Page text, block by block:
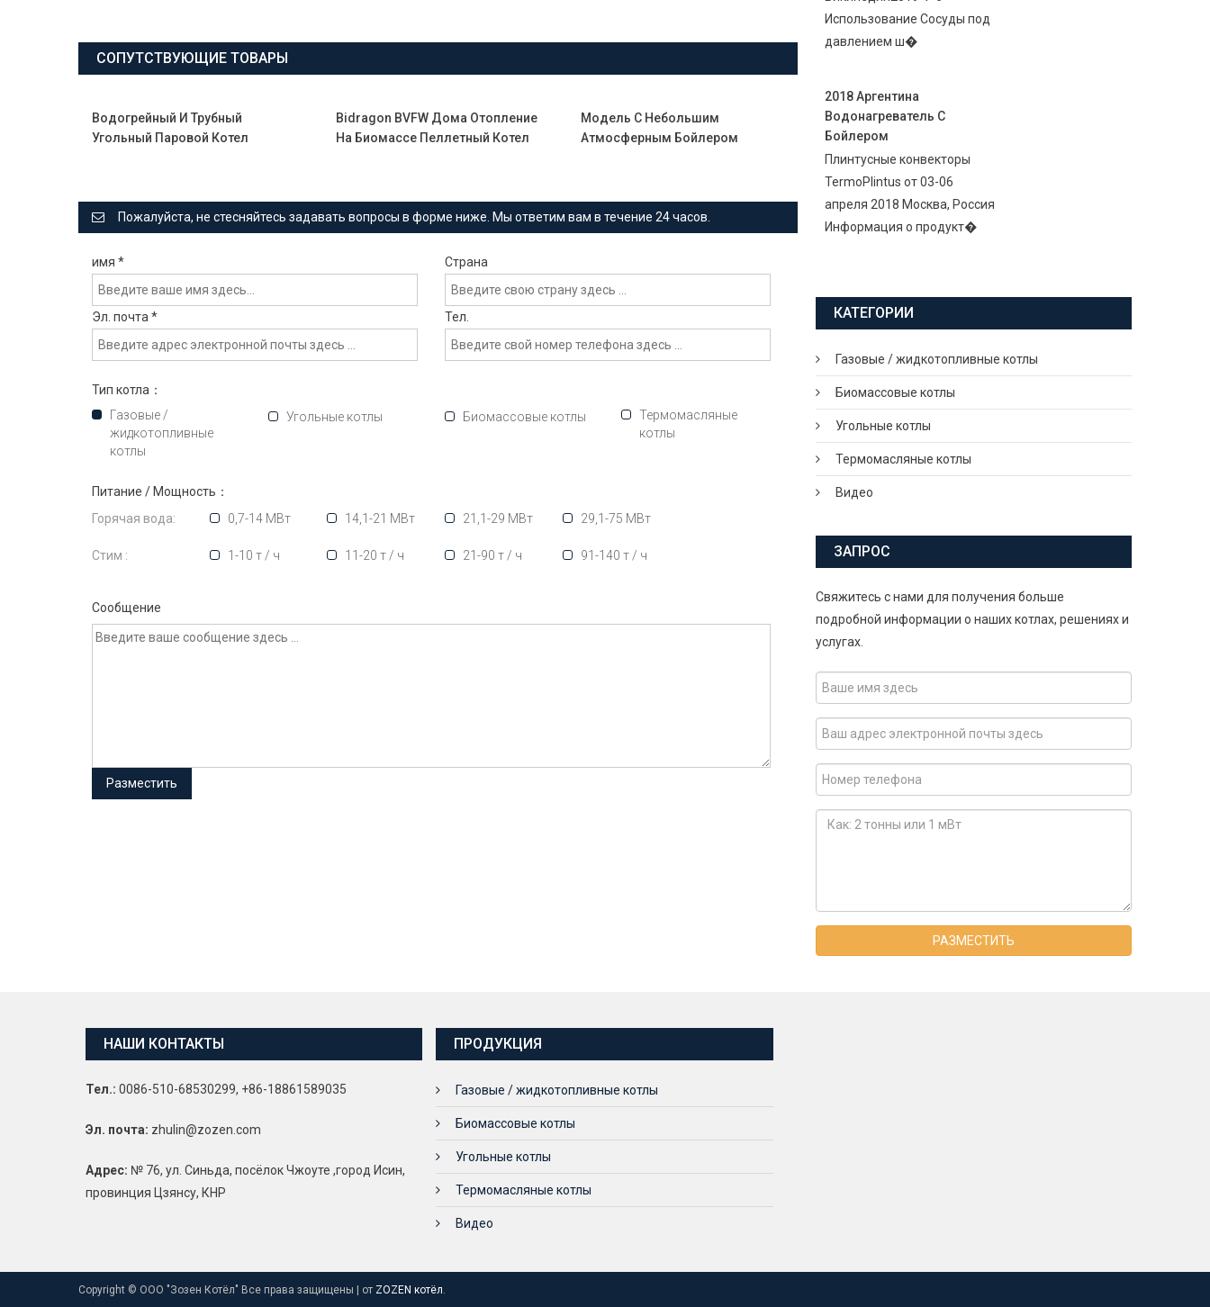
СОПУТСТВУЮЩИЕ ТОВАРЫ
Водогрейный И Трубный
Угольный Паровой Котел
Bidragon BVFW Дома Отопление
На Биомассе Пеллетный Котел
Модель С Небольшим
Атмосферным Бойлером
Пожалуйста, не стесняйтесь задавать вопросы в форме ниже. Мы ответим вам в течение 24 часов.
имя * Страна
Эл. почта * Тел.
Тип котла：
Газовые /
жидкотопливные
котлы
Угольные котлы Биомассовые котлы
Термомасляные
котлы
Питание / Мощность：
Горячая вода:
0,7-14 МВт 14,1-21 МВт 21,1-29 МВт 29,1-75 МВт
Стим : 1-10 т / ч 11-20 т / ч 21-90 т / ч 91-140 т / ч
Сообщение
Использование Сосуды под
давлением ш�
2018 Аргентина
Водонагреватель С
Бойлером
Плинтусные конвекторы
TermoPlintus от 03-06
апреля 2018 Москва, Россия
Информация о продукт�
КАТЕГОРИИ
Газовые / жидкотопливные котлы
Биомассовые котлы
Угольные котлы
Термомасляные котлы
Видео
ЗАПРОС
Свяжитесь с нами для получения больше
подробной информации о наших котлах, решениях и
услугах.
РАЗМЕСТИТЬ
НАШИ КОНТАКТЫ
Тел.: 0086-510-68530299, +86-18861589035
Эл. почта: zhulin@zozen.com
Адрес: № 76, ул. Синьда, посёлок Чжоуте ,город Исин,
провинция Цзянсу, КНР
ПРОДУКЦИЯ
Газовые / жидкотопливные котлы
Биомассовые котлы
Угольные котлы
Термомасляные котлы
Видео
Copyright © ООО "Зозен Котёл" Все права защищены от ZOZEN котёл.